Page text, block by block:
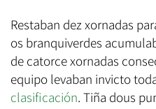
Restaban dez xornadas
os branquiverdes
de catorce xornadas
equipo levaban invicto
clasificación. Tiña dous